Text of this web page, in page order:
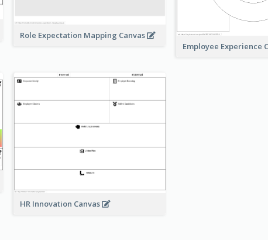
Role Expectation Mapping Canvas
Employee Experience
HR Innovation Canvas